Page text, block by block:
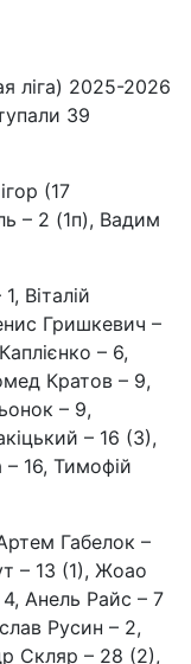
ліга) 2025-2026
39
(17
– 2 (1п), Вадим
Віталій
Гришкевич –
– 6,
Кратов – 9,
– 9,
– 16 (3),
16, Тимофій
Габелок –
– 13 (1), Жоао
Анель Райс – 7
Русин – 2,
Скляр – 28 (2),